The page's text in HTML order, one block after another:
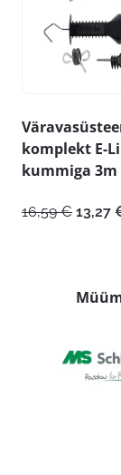
komplekt E-
kummiga 3m
16,59€ Algne
13,27